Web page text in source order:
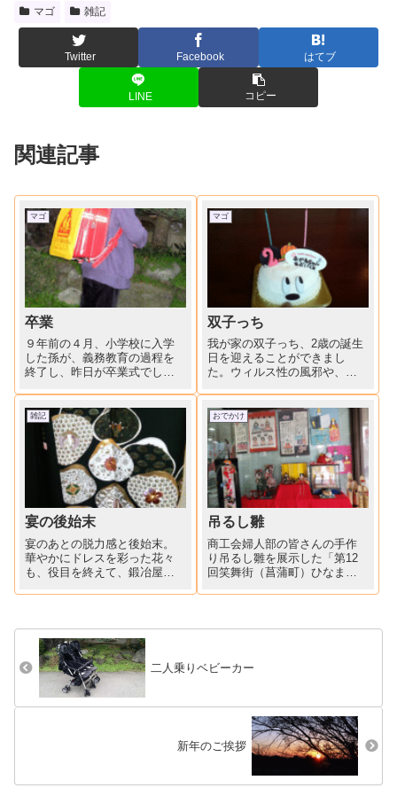
マゴ 雑記
Twitter Facebook はてブ
LINE コピー
関連記事
マゴ
卒業
９年前の４月、小学校に入学
した孫が、義務教育の過程を
終了し、昨日が卒業式でし
強に一生懸命取り組み」「欠
席１日（風邪）」の３年間、
オール5の成績（ではないが）
より、ババはうれしいよ(*^^*...
マゴ
双子っち
我が家の双子っち、2歳の誕生
日を迎えることができまし
た。ウィルス性の風邪や、川
ゆえの大変さも多々ありまし
たが、こうしてみんなに祝っ
てもらえて幸せです。なかな
かツーショットが撮れません
(~...
雑記
宴の後始末
宴のあとの脱力感と後始末。
華やかにドレスを彩った花々
も、役目を終えて、鍛冶屋の
おでかけ
吊るし雛
商工会婦人部の皆さんの手作
り吊るし雛を展示した「第12
回笑舞街（菖蒲町）ひなまつ
やっていますので、近くの方
お...
二人乗りベビーカー
新年のご挨拶